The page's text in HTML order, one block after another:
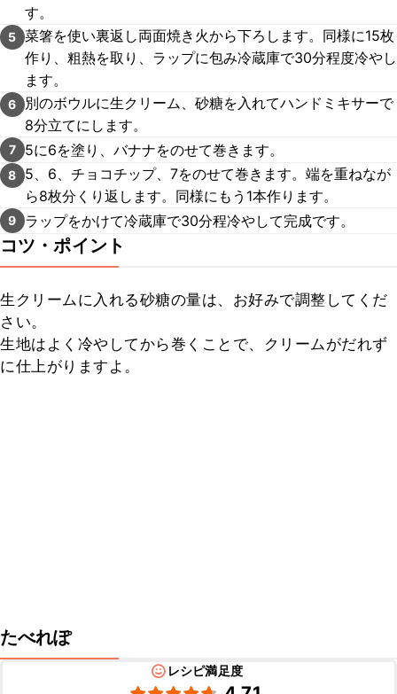
す。
5 菜箸を使い裏返し両面焼き火から下ろします。同様に15枚
作り、粗熱を取り、ラップに包み冷蔵庫で30分程度冷やし
ます。
6
別のボウルに生クリーム、砂糖を入れてハンドミキサーで
8分立てにします。
7 5に6を塗り、バナナをのせて巻きます。
8
5、6、チョコチップ、7をのせて巻きます。端を重ねなが
ら8枚分くり返します。同様にもう1本作ります。
9 ラップをかけて冷蔵庫で30分程冷やして完成です。
コツ・ポイント
生クリームに入れる砂糖の量は、お好みで調整してくだ
さい。
生地はよく冷やしてから巻くことで、クリームがだれず
に仕上がりますよ。
たべれぽ
レシピ満足度